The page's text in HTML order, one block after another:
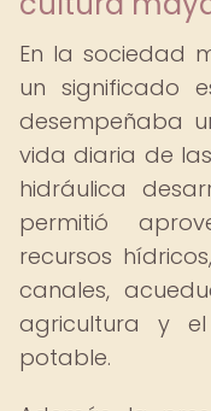
En la sociedad
un significado
desempeñaba
vida diaria de
hidráulica
permitió
recursos
canales,
agricultura y
potable.